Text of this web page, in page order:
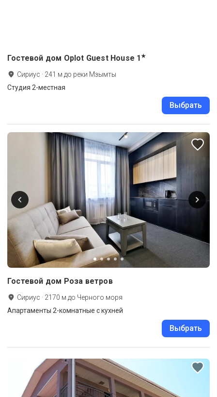
Гостевой дом Oplot Guest House 1★
Сириус · 241 м до реки Мзымты
Студия 2-местная
Выбрать
Гостевой дом Роза ветров
Сириус · 2170 м до Черного моря
Апартаменты 2-комнатные с кухней
Выбрать